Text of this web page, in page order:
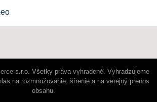
s.r.o. Všetky práva vyhradené. Vyhradzujeme
na rozmnožovanie, šírenie a na verejný prenos
obsahu.